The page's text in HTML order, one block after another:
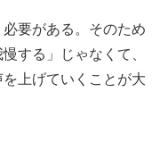
要がある。そのため
する」じゃなくて、
を上げていくことが大